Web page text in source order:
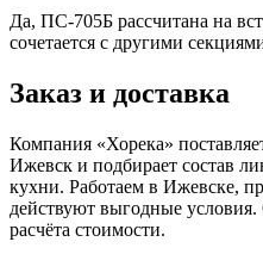
Да, ПС-705Б рассчитана на
сочетается с другими
Заказ и доставка
Компания «Хорека»
Ижевск и подбирает состав
кухни. Работаем в Ижевске,
действуют выгодные условия.
расчёта стоимости.